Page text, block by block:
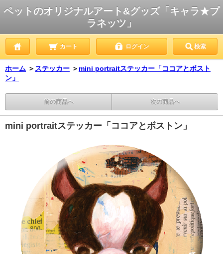
ペットのオリジナルアート&グッズ「キャラ★プ
ラネッツ」
カート ログイン 検索
ホーム ＞ ステッカー ＞ mini portraitステッカー「ココアとボスト
ン」
前の商品へ 次の商品へ
mini portraitステッカー「ココアとボストン」